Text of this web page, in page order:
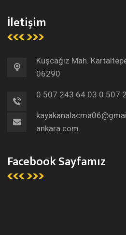
İletişim
Kuşcağız Mah.
06290
0 507 243 64 03 0 507
ankara.com
Facebook Sayfamız